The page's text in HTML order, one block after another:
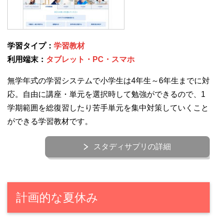
学習タイプ： 学習教材
利用端末： タブレット・PC・スマホ
無学年式の学習システムで小学生は4年生～6年生までに対
応。自由に講座・単元を選択時して勉強ができるので、1
学期範囲を総復習したり苦手単元を集中対策していくこと
ができる学習教材です。
スタディサプリの詳細
計画的な夏休み